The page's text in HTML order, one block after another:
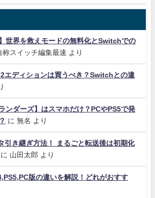
世界を救えモードの無料化とSwitchでの
称スイッチ編集最速 より
エディションは買うべき？Switchとの違
ンダーズ】はスマホだけ？PCやPS5で発
に 無名 より
引き継ぎ方法！ まるごと転送後は初期化
に 山田太郎 より
版の違いを解説！どれがおすす